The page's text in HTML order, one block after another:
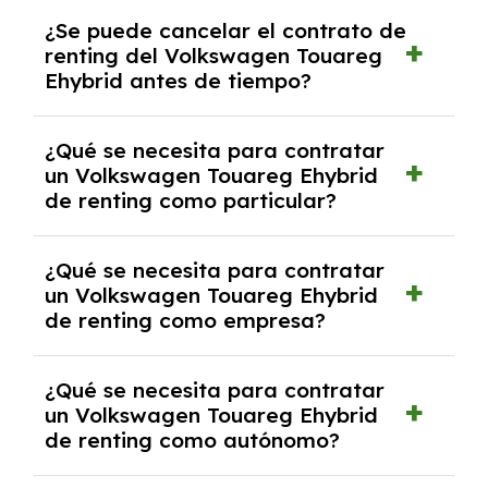
tendrás que pagar ningún tipo de entrada
salvo en casos que lo exija el proveedor
debido al resultado del estudio de viabilidad
económica.
¿Se puede cancelar el contrato de
renting del Volkswagen Touareg
Ehybrid antes de tiempo?
pero puede haber penalizaciones por
cancelación anticipada. Es importante revisar
las condiciones del contrato y hablar con un
experto que te asesore.
¿Qué se necesita para contratar
un Volkswagen Touareg Ehybrid
de renting como particular?
y, en algunos casos, una consulta de solvencia
crediticia y un pago inicial.
¿Qué se necesita para contratar
un Volkswagen Touareg Ehybrid
de renting como empresa?
documentación financiera y, en algunos
casos, un informe de solvencia de la empresa
y un pago inicial.
¿Qué se necesita para contratar
un Volkswagen Touareg Ehybrid
de renting como autónomo?